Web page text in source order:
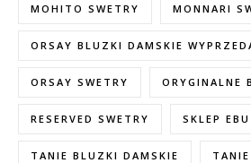
MOHITO SWETRY MONNARI
ORSAY BLUZKI DAMSKIE
ORSAY SWETRY ORYGINALNE
RESERVED SWETRY SKLEP
TANIE BLUZKI DAMSKIE